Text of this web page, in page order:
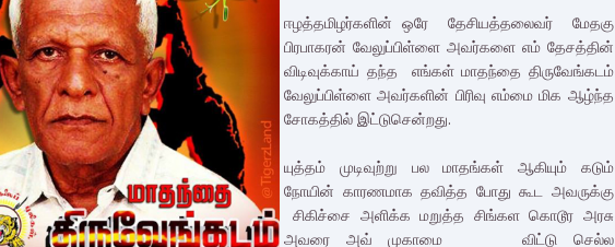
ஈழத்தமிழர்களின் ஒரே தேசியத்தலைவர் மேதகு
பிரபாகரன் வேலுப்பிள்ளை அவர்களை எம் தேசத்தின்
விடிவுக்காய் தந்த எங்கள் மாதந்தை திருவேங்கடம்
வேலுப்பிள்ளை அவர்களின் பிரிவு எம்மை மிக ஆழ்ந்த
சோகத்தில் இட்டுசென்றது.
யுத்தம் முடிவுற்று பல மாதங்கள் ஆகியும் கடும்
நோயின் காரணமாக தவித்த போது கூட அவருக்கு
சிகிச்சை அளிக்க மறுத்த சிங்கள கொடூர அரசு
அவரை அவ் முகாமை விட்டு செல்ல